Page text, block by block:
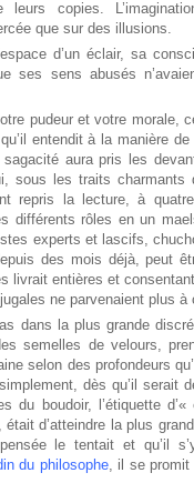
leurs copies.
que sur des illusions.
d’un éclair, sa
ses sens abusés
pudeur et votre morale,
entendit à la manière
aura pris les
sous les traits charmants
repris la lecture, à
différents rôles en un
experts et lascifs,
des mois déjà, peut
livrait entières et
ne parvenaient plus à
dans la plus grande
semelles de velours,
selon des profondeurs
dès qu’il serait
du boudoir, l’étiquette
d’atteindre la plus
le tentait et qu’il
du philosophe, il se promit